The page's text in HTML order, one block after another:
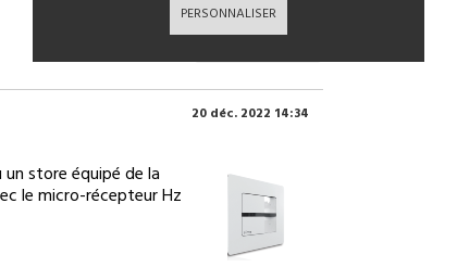
20 déc. 2022 14:34
store équipé de la
le micro-récepteur Hz
PERSONNALISER